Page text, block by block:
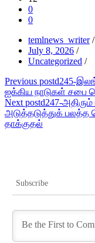
0
0
temlnews_writer /
July 8, 2026 /
Uncategorized /
Post
navigation
Previous postd245-
ஐக்கிய நாடுகள் சபை
Next postd247-
அடுத்தடுத்துக் பலத்த
தாக்குதல்
Subscribe